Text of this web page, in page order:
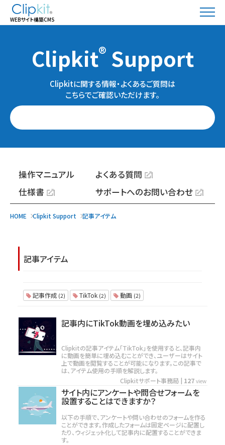
WEBサイト構築CMS
Clipkit® Support
Clipkitに関する情報・よくあるご質問は
こちらでご確認いただけます。
操作マニュアル
よくある質問
仕様書
サポートへのお問い合わせ
HOME Clipkit Support 記事アイテム
記事アイテム
記事作成 (2) TikTok (2) 動画 (2)
記事内にTikTok動画を埋め込みたい
Clipkitの記事アイテム「TikTok」を使用すると、記事内
に動画を簡単に埋め込むことができ、ユーザーはサイト
上で動画を閲覧することが可能になります。この記事で
は、アイテム使用の手順を解説します。
Clipkitサポート事務局 | 127 view
サイト内にアンケートや問合せフォームを
設置することはできますか？
以下の手順で、アンケートや問い合わせのフォームを作る
ことができます。作成したフォームは固定ページに配置し
たり、ウィジェット化して記事内に配置することができま
す。